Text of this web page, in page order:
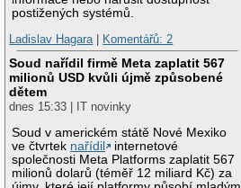
postižených systémů.
Ladislav Hagara| Komentářů: 2
Soud nařídil firmě Meta zaplatit 567
milionů USD kvůli újmě způsobené
dětem
dnes 15:33 | IT novinky
Soud v americkém státě Nové Mexiko
ve čtvrtek nařídil
internetové
společnosti Meta Platforms zaplatit 567
milionů dolarů (téměř 12 miliard Kč) za